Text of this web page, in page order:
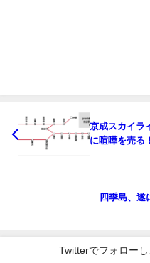
京成スカイラ
に喧嘩を売る
四季島、遂
Twitterでフォローし